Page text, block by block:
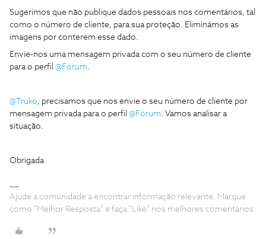
Sugerimos que não publique dados pessoais nos comentários, tal
como o número de cliente, para sua proteção. Eliminámos as
imagens por conterem esse dado.
Envie-nos uma mensagem privada com o seu número de cliente
para o perfil @Fórum.
@Truko, precisamos que nos envie o seu número de cliente por
mensagem privada para o perfil @Fórum. Vamos analisar a
situação.
Obrigada
Ajude a comunidade a encontrar informação relevante. Marque
como "Melhor Resposta" e faça "Like" nos melhores comentários.